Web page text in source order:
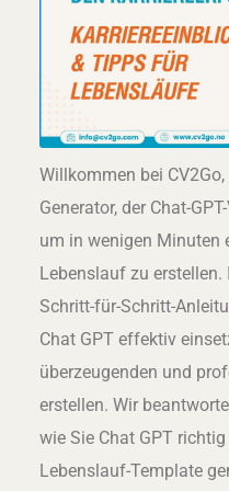
Willkommen bei
Generator, der Chat-
um in wenigen Minuten
Lebenslauf zu
Schritt-für-Schritt-
Chat GPT effektiv
überzeugenden und
erstellen. Wir
wie Sie Chat GPT
Lebenslauf-Template